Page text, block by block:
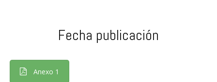
Fecha publicación
Anexo 1